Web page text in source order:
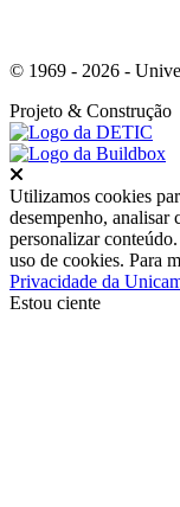
© 1969 - 2026 -
Projeto & Construção
Utilizamos cookies
desempenho, analisar
personalizar
uso de cookies. Para
Privacidade da
Estou ciente